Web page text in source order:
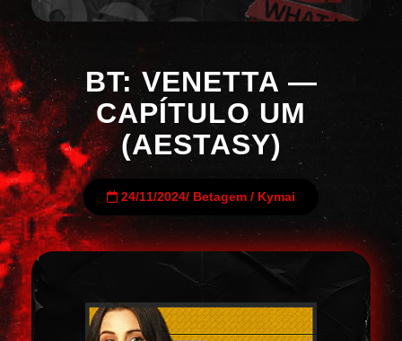
BT: VENETTA —
CAPÍTULO UM
(AESTASY)
24/11/2024/ Betagem / Kymai